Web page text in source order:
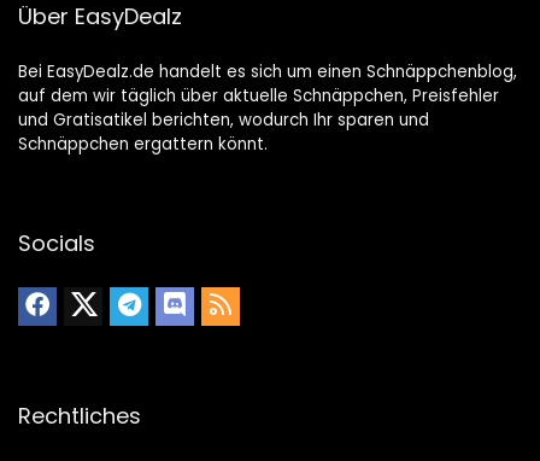
Über EasyDealz
Bei EasyDealz.de handelt es sich um einen Schnäppchenblog,
auf dem wir täglich über aktuelle Schnäppchen, Preisfehler
und Gratisatikel berichten, wodurch Ihr sparen und
Schnäppchen ergattern könnt.
Socials
Rechtliches